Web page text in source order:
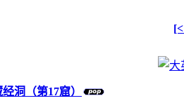
[<
洞（第17窟）